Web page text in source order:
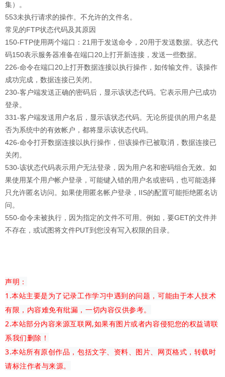
集）。
553未执行请求的操作。不允许的文件名。
常见的FTP状态代码及其原因
150-FTP使用两个端口：21用于发送命令，20用于发送数据。状态代
码150表示服务器准备在端口20上打开新连接，发送一些数据。
226-命令在端口20上打开数据连接以执行操作，如传输文件。该操作
成功完成，数据连接已关闭。
230-客户端发送正确的密码后，显示该状态代码。它表示用户已成功
登录。
331-客户端发送用户名后，显示该状态代码。无论所提供的用户名是
否为系统中的有效帐户，都将显示该状态代码。
426-命令打开数据连接以执行操作，但该操作已被取消，数据连接已
关闭。
530-该状态代码表示用户无法登录，因为用户名和密码组合无效。如
果使用某个用户帐户登录，可能键入错的用户名或密码，也可能选择
只允许匿名访问。如果使用匿名帐户登录，IIS的配置可能拒绝匿名访
问。
550-命令未被执行，因为指定的文件不可用。例如，要GET的文件并
不存在，或试图将文件PUT到您没有写入权限的目录。
声明：
1.本站主要是为了记录工作学习中遇到的问题，可能由于本人技术
有限，内容难免有纰漏，一切内容仅供参考。
2.本站部分内容来源互联网,如果有图片或者内容侵犯您的权益请联
系我们删除！
3.本站所有原创作品，包括文字、资料、图片、网页格式，转载时
请标注作者与来源。